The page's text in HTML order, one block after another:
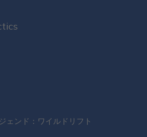
ェンド：ワイルドリフト